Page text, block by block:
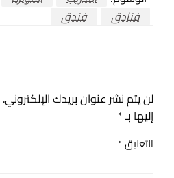
فنادق
فندق
لن يتم نشر عنوان بريدك الإلكتروني.
إليها بـ*
التعليق*